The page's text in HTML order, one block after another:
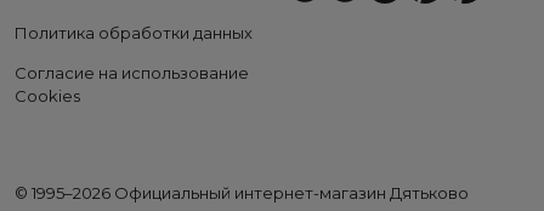
Политика обработки данных
Согласие на использование
Cookies
© 1995–2026 Официальный интернет-магазин Дятьково